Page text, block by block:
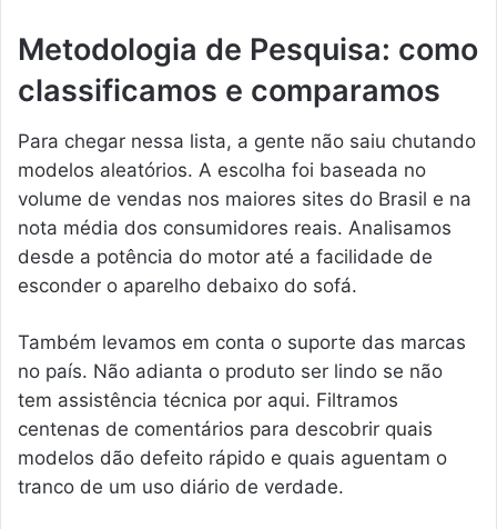
Metodologia de Pesquisa: como
classificamos e comparamos
Para chegar nessa lista, a gente não saiu chutando
modelos aleatórios. A escolha foi baseada no
volume de vendas nos maiores sites do Brasil e na
nota média dos consumidores reais. Analisamos
desde a potência do motor até a facilidade de
esconder o aparelho debaixo do sofá.
Também levamos em conta o suporte das marcas
no país. Não adianta o produto ser lindo se não
tem assistência técnica por aqui. Filtramos
centenas de comentários para descobrir quais
modelos dão defeito rápido e quais aguentam o
tranco de um uso diário de verdade.